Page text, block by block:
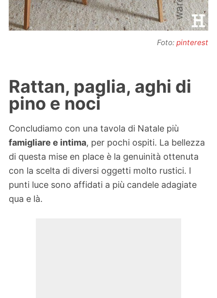
Foto: pinterest
Rattan, paglia, aghi di
pino e noci
Concludiamo con una tavola di Natale più
famigliare e intima, per pochi ospiti. La bellezza
di questa mise en place è la genuinità ottenuta
con la scelta di diversi oggetti molto rustici. I
punti luce sono affidati a più candele adagiate
qua e là.